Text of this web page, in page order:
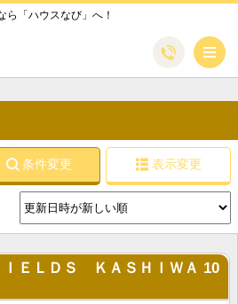
ら「ハウスなび」へ！
条件変更 表示変更
ＥＬＤＳ ＫＡＳＨＩＷＡ 10